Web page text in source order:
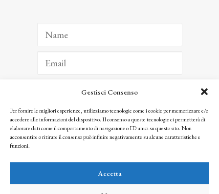
Gestisci Consenso
Per fornire le migliori esperienze, utilizziamo tecnologie come i cookie per memorizzare e/o
accedere alle informazioni del dispositivo. Il consenso a queste tecnologie ci permetterà di
elaborare dati come il comportamento di navigazione o ID unici su questo sito. Non
acconsentire o ritirare il consenso può influire negativamente su alcune caratteristiche e
funzioni.
Accetta
ISCRIVITI
Facendo clic per iscriverti, riconosci che le tue informazioni saranno trattate
seguendo la nostra Privacy Policy
© 2025 Istituto Matteucci. All right reserved
l’autorizzazione scritta dei proprietari dei diritti e dell’Istituto Matteucci